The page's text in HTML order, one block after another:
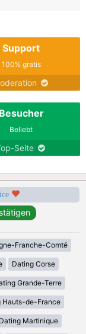
Support
100% gratis
Besucher
Beliebt
Seite
Franche-Comté
Dating Corse
Grande-Terre
Hauts-de-France
Dating Martinique